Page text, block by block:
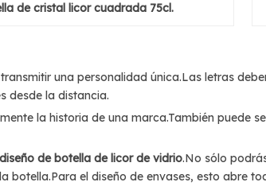
de cristal licor cuadrada 75cl.
una personalidad única.Las letras
desde la distancia.
la historia de una marca.También puede
diseño de botella de licor de vidrio.No sólo
el diseño de envases, esto abre